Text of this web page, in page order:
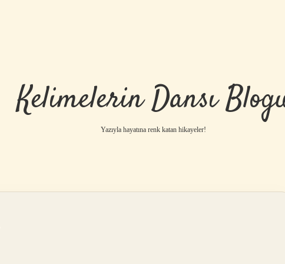
Kelimelerin Dansı
Yazıyla hayatına renk katan hikayeler!